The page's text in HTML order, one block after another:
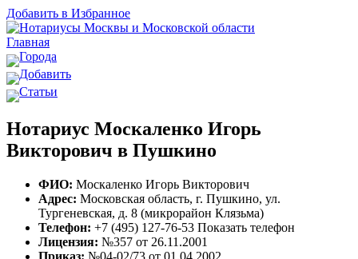
Добавить в Избранное
Главная
Города
Добавить
Статьи
Нотариус Москаленко Игорь
Викторович в Пушкино
ФИО: Москаленко Игорь Викторович
Адрес: Московская область, г. Пушкино, ул.
Тургеневская, д. 8 (микрорайон Клязьма)
Телефон: +7 (495) 127-76-53 Показать телефон
Лицензия: №357 от 26.11.2001
Приказ: №04-02/73 от 01.04.2002